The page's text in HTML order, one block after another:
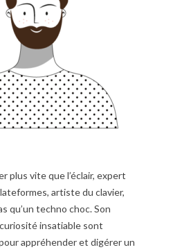
plus vite que l’éclair, expert
artiste du clavier,
qu’un techno choc. Son
insatiable sont
appréhender et digérer un